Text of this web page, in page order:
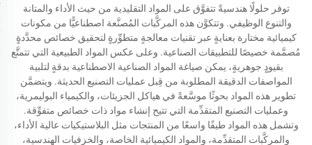
توفر حلولًا هندسيةً تتفوَّق على المواد التقليدية من حيث الأداء والمتانة
والتنوع الوظيفي. وتتكوَّن هذه المركَّبات المُصنَّعة اصطناعيًّا من مكونات
كيميائية مختارة بعنايةٍ عبر تقنيات معالجةٍ متطوِّرةٍ لتحقيق خصائص محدَّدةٍ
مُصمَّمة خصيصًا للتطبيقات الصناعية. وعلى عكس المواد الطبيعية التي تتمتَّع
بقيودٍ جوهريةٍ، يمكن صياغة المواد الصناعية الاصطناعية بدقةٍ لتلبية
المواصفات الدقيقة المطلوبة من قِبل عمليات التصنيع الحديثة. ويتضمَّن
تطوير هذه المواد بحوثًا موسَّعةً في هياكل الجزيئات، والكيمياء البوليمرية،
وعمليات التصنيع المتقدِّمة التي تتيح إنشاء مواد ذات خصائص متفوِّقة.
وتشمل هذه المواد طيفًا واسعًا من المنتجات مثل البلاستيكيات عالية الأداء،
والمركَّبات المتقدِّمة، والمواد الكيميائية الخاصة، والخزفيات الهندسية،